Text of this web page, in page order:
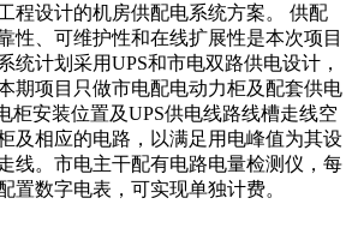
程设计的机房供配电系统方案。 供配
性、可维护性和在线扩展性是本次项目
统计划采用UPS和市电双路供电设计，
期项目只做市电配电动力柜及配套供电
柜安装位置及UPS供电线路线槽走线空
及相应的电路，以满足用电峰值为其设
线。市电主干配有电路电量检测仪，每
置数字电表，可实现单独计费。